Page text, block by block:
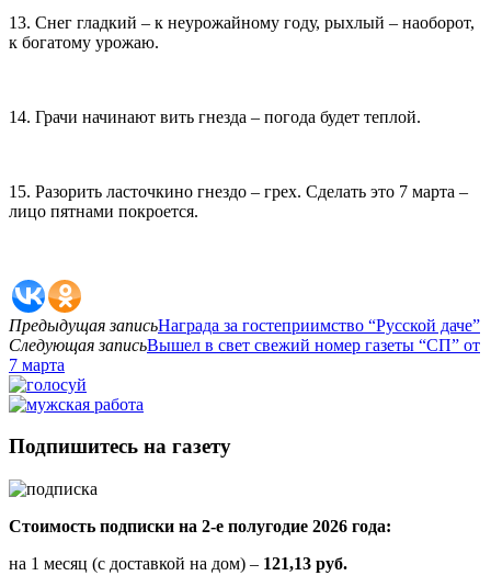
13. Снег гладкий – к неурожайному году, рыхлый – наоборот,
к богатому урожаю.
14. Грачи начинают вить гнезда – погода будет теплой.
15. Разорить ласточкино гнездо – грех. Сделать это 7 марта –
лицо пятнами покроется.
Предыдущая записьНаграда за гостеприимство “Русской даче”
Следующая записьВышел в свет свежий номер газеты “СП” от
7 марта
Подпишитесь на газету
Стоимость подписки на 2-е полугодие 2026 года:
на 1 месяц (с доставкой на дом) – 121,13 руб.